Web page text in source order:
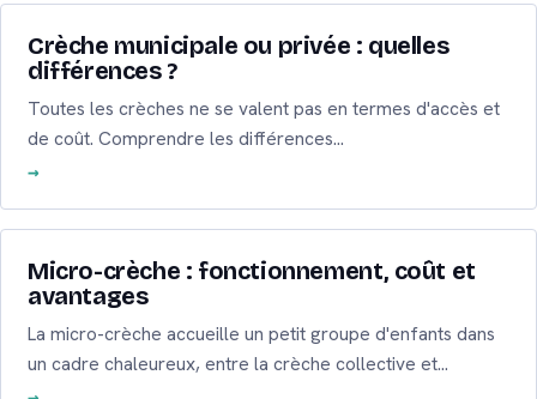
Crèche municipale ou privée : quelles
différences ?
Toutes les crèches ne se valent pas en termes d'accès et
de coût. Comprendre les différences…
Micro-crèche : fonctionnement, coût et
avantages
La micro-crèche accueille un petit groupe d'enfants dans
un cadre chaleureux, entre la crèche collective et…